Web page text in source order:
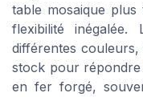
table mosaique
flexibilité inégalée.
différentes
stock pour répondre
en fer forgé,